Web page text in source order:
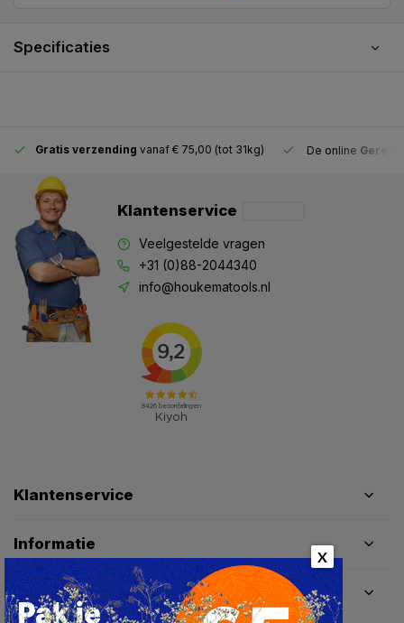
Specificaties
Gratis verzending vanaf € 75,00 (tot 31kg) De online
Klantenservice
Veelgestelde vragen
+31 (0)88-2044340
info@houkematools.nl
Klantenservice
Informatie
Contactgegevens
X